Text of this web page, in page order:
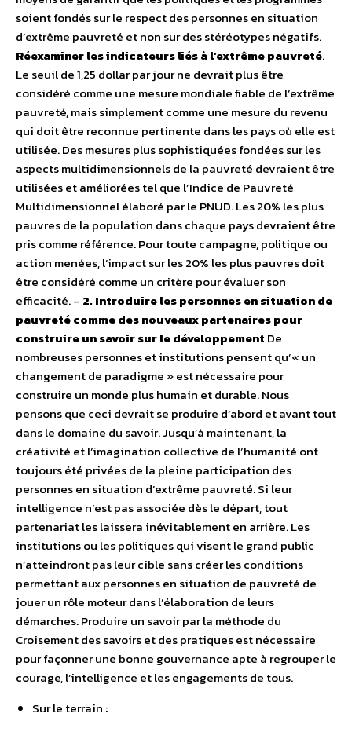
soient fondés sur le respect des personnes en situation
d’extrême pauvreté et non sur des stéréotypes négatifs.
Réexaminer les indicateurs liés à l’extrême pauvreté.
Le seuil de 1,25 dollar par jour ne devrait plus être
considéré comme une mesure mondiale fiable de l’extrême
pauvreté, mais simplement comme une mesure du revenu
qui doit être reconnue pertinente dans les pays où elle est
utilisée. Des mesures plus sophistiquées fondées sur les
aspects multidimensionnels de la pauvreté devraient être
utilisées et améliorées tel que l’Indice de Pauvreté
Multidimensionnel élaboré par le PNUD. Les 20% les plus
pauvres de la population dans chaque pays devraient être
pris comme référence. Pour toute campagne, politique ou
action menées, l’impact sur les 20% les plus pauvres doit
être considéré comme un critère pour évaluer son
efficacité.– 2. Introduire les personnes en situation de
pauvreté comme des nouveaux partenaires pour
construire un savoir sur le développement De
nombreuses personnes et institutions pensent qu’« un
changement de paradigme » est nécessaire pour
construire un monde plus humain et durable. Nous
pensons que ceci devrait se produire d’abord et avant tout
dans le domaine du savoir. Jusqu’à maintenant, la
créativité et l’imagination collective de l’humanité ont
toujours été privées de la pleine participation des
personnes en situation d’extrême pauvreté. Si leur
intelligence n’est pas associée dès le départ, tout
partenariat les laissera inévitablement en arrière. Les
institutions ou les politiques qui visent le grand public
n’atteindront pas leur cible sans créer les conditions
permettant aux personnes en situation de pauvreté de
jouer un rôle moteur dans l’élaboration de leurs
démarches. Produire un savoir par la méthode du
Croisement des savoirs et des pratiques est nécessaire
pour façonner une bonne gouvernance apte à regrouper le
courage, l’intelligence et les engagements de tous.
Sur le terrain :